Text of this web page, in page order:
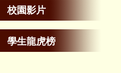
校園影片
學生龍虎榜